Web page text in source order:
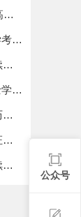
南方医科大学关于2026年12月高等教育自学考试学位工作的通知
南方医科大学关于高等教育自学考试《食品卫生与营养学》专业学位授予问题的特别提醒
湖南师范大学2026年上半年继续教育学士学位证书领取通知
西南科技大学学历继续教育学士学位授予办法
西南科技大学2026年下半年学历继续教育学士学位申请通知
北京外国语大学2026自考学位证书领取通知
2026年下半年山东高等学历继续教育学士学位外语考试报名须知
公众号